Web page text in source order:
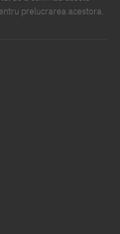
prelucrarea acestora.